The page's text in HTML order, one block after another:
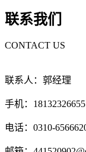
联系我们
CONTACT US
联系人：郭经理
手机：18132326655
电话：0310-